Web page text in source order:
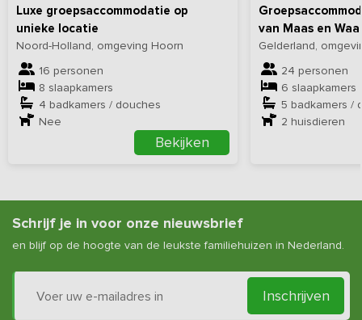
Luxe groepsaccommodatie op
unieke locatie
Noord-Holland, omgeving Hoorn
16 personen
8 slaapkamers
4 badkamers / douches
Nee
Bekijken
van Maas en Waal
Gelderland,
24 personen
6 slaapkamers
5 badkamers /
2 huisdieren
Schrijf je in voor onze nieuwsbrief
en blijf op de hoogte van de leukste familiehuizen in Nederland.
Inschrijven